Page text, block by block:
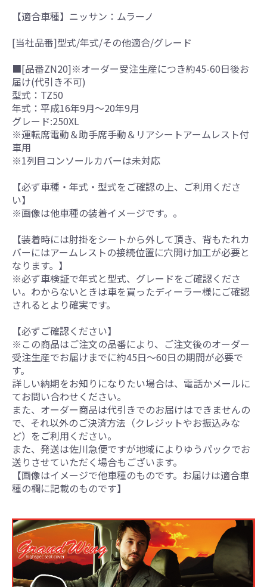
【適合車種】ニッサン：ムラーノ
[当社品番]型式/年式/その他適合/グレード
■[品番ZN20]※オーダー受注生産につき約45-60日後お
届け(代引き不可)
型式：TZ50
年式：平成16年9月～20年9月
グレード:250XL
※運転席電動＆助手席手動＆リアシートアームレスト付
車用
※1列目コンソールカバーは未対応
【必ず車種・年式・型式をご確認の上、ご利用くださ
い】
※画像は他車種の装着イメージです。。
【装着時には肘掛をシートから外して頂き、背もたれカ
バーにはアームレストの接続位置に穴開け加工が必要と
なります。】
※必ず車検証で年式と型式、グレードをご確認くださ
い。わからないときは車を買ったディーラー様にご確認
されるとより確実です。
【必ずご確認ください】
※この商品はご注文の品番により、ご注文後のオーダー
受注生産でお届けまでに約45日～60日の期間が必要で
す。
詳しい納期をお知りになりたい場合は、電話かメールに
てお問い合わせください。
また、オーダー商品は代引きでのお届けはできませんの
で、それ以外のご決済方法（クレジットやお振込みな
ど）をご利用ください。
また、発送は佐川急便ですが地域によりゆうパックでお
送りさせていただく場合もございます。
【画像はイメージで他車種のものです。お届けは適合車
種の欄に記載のものです】